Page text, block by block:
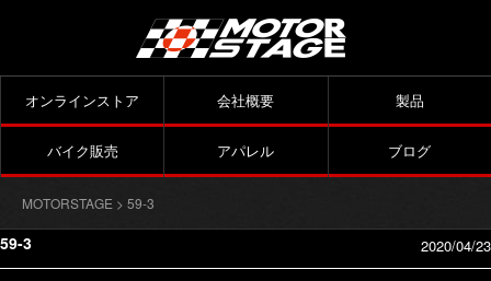
オンラインストア 会社概要 製品
バイク販売 アパレル ブログ
MOTORSTAGE > 59-3
59-3 2020/04/23